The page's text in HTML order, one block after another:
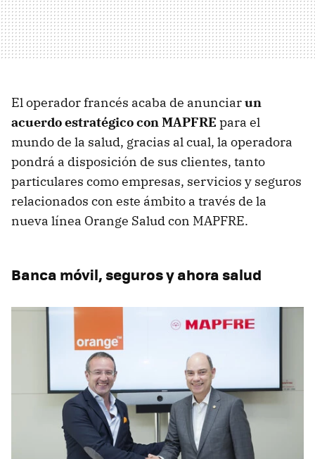
El operador francés acaba de anunciarun
acuerdo estratégico con MAPFRE para el
mundo de la salud, gracias al cual, la operadora
pondrá a disposición de sus clientes, tanto
particulares como empresas, servicios y seguros
relacionados con este ámbito a través de la
nueva línea Orange Salud con MAPFRE.
Banca móvil, seguros y ahora salud